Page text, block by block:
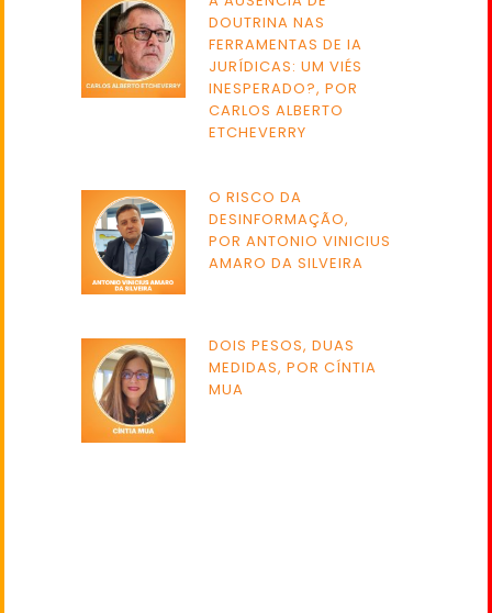
DOUTRINA NAS
FERRAMENTAS DE IA
JURÍDICAS: UM VIÉS
INESPERADO?, POR
CARLOS ALBERTO
ETCHEVERRY
O RISCO DA
DESINFORMAÇÃO,
POR ANTONIO VINICIUS
AMARO DA SILVEIRA
DOIS PESOS, DUAS
MEDIDAS, POR CÍNTIA
MUA